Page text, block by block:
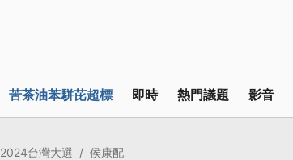
苦茶油苯駢芘超標 即時 熱門議題 影音
2024台灣大選 侯康配